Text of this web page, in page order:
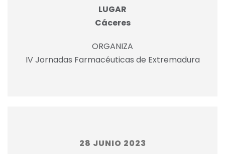
LUGAR
Cáceres
ORGANIZA
IV Jornadas Farmacéuticas de Extremadura
28 JUNIO 2023